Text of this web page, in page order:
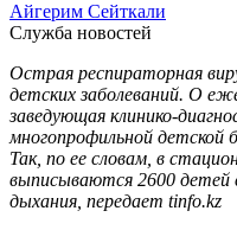
Айгерим Сейткали
Служба новостей
Острая респираторная
детских заболеваний. О
заведующая клинико-
многопрофильной детской
Так, по ее словам, в
выписываются 2600 детей
дыхания, передает tinfo.kz